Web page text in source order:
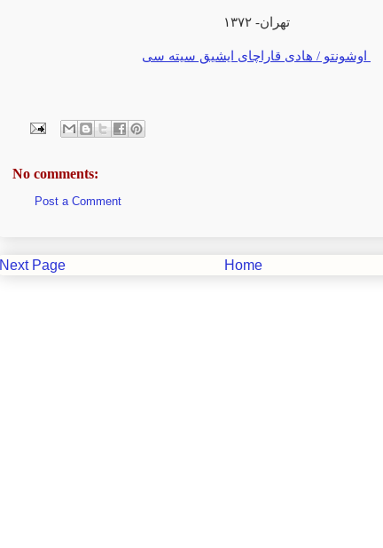
تهران-۱۳۷۲
اوشونتو / هادی قاراچای ایشیق سیته سی
No comments:
Post a Comment
Next Page Home